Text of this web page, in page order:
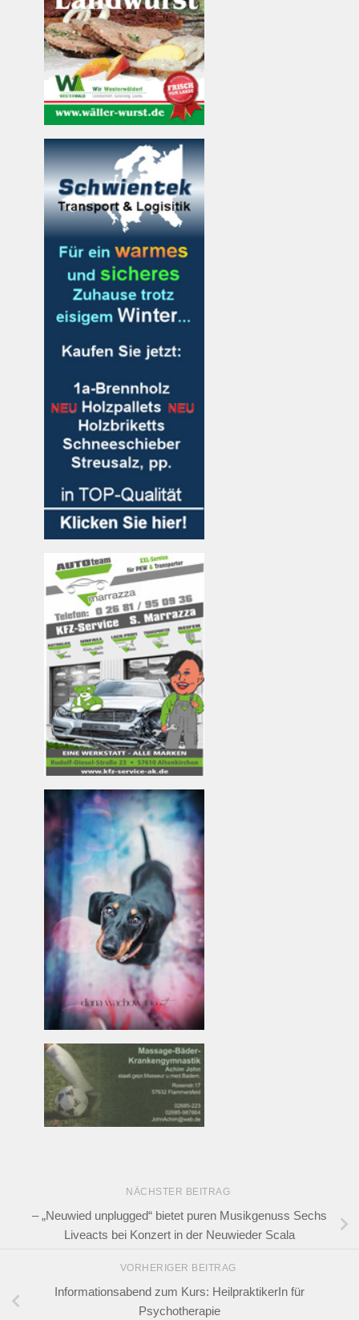
NÄCHSTER BEITRAG
– „Neuwied unplugged“ bietet puren Musikgenuss Sechs
Liveacts bei Konzert in der Neuwieder Scala
VORHERIGER BEITRAG
Informationsabend zum Kurs: HeilpraktikerIn für
Psychotherapie